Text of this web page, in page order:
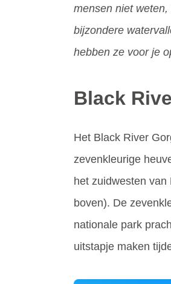
mensen niet
bijzondere
hebben ze voor je
Black
Het Black River
zevenkleurige
het zuidwesten
boven). De
nationale park
uitstapje maken